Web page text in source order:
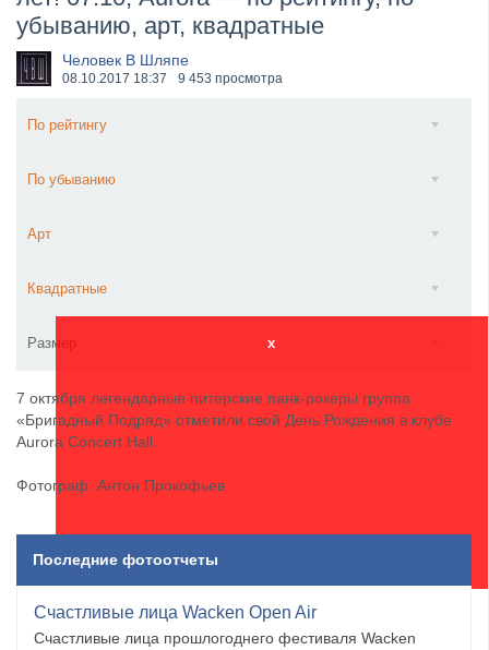
Wacken Open Air 2026 объявили последние одиннад...
убыванию, арт, квадратные
Человек В Шляпе
08.10.2017 18:37 9 453 просмотра
По рейтингу
По убыванию
Арт
Квадратные
Размер x
7 октября легендарные питерские панк-рокеры группа
«Бригадный Подряд» отметили свой День Рождения в клубе
Aurora Concert Hall.
Фотограф: Антон Прокофьев
Последние фотоотчеты
Счастливые лица Wacken Open Air
Счастливые лица прошлогоднего фестиваля Wacken